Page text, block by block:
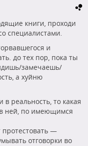
книги, проходи
специалистами.
и
до тех пор, пока ты
замечаешь/
а хуйню
в реальность, то какая
в ней, по имеющимся
протестовать —
отговорки во